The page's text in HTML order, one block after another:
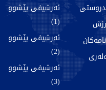
ئەرشیفی پێشوو
(1)
ئەرشیفی پێشوو
(2)
ئەرشیفی پێشوو
(3)